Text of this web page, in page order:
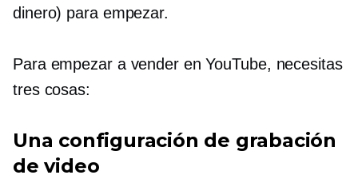
dinero) para empezar.
Para empezar a vender en YouTube, necesitas
tres cosas:
Una configuración de grabación
de video